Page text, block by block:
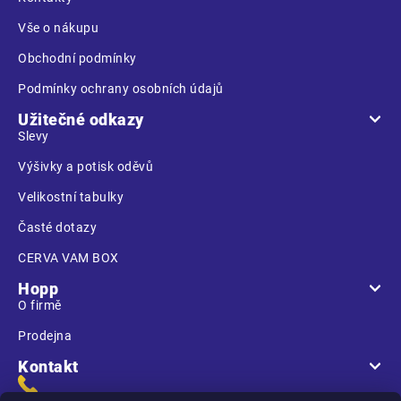
Vše o nákupu
Obchodní podmínky
Podmínky ochrany osobních údajů
Užitečné odkazy
Slevy
Výšivky a potisk oděvů
Velikostní tabulky
Časté dotazy
CERVA VAM BOX
Hopp
O firmě
Prodejna
Kontakt